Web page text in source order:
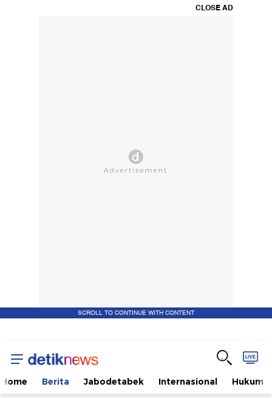
CLOSE AD
SCROLL TO CONTINUE WITH CONTENT
Home Berita Jabodetabek Internasional Hukum